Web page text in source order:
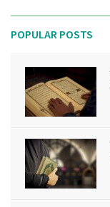
POPULAR POSTS